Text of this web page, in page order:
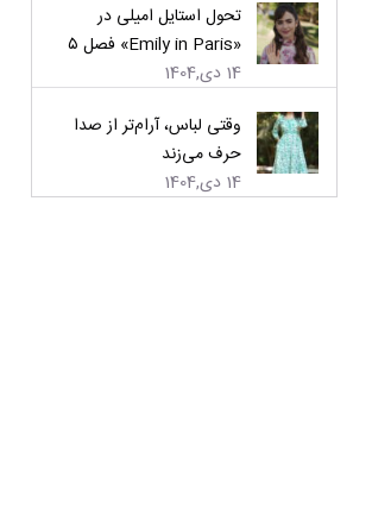
تحول استایل امیلی در
«Emily in Paris» فصل ۵
14 دی,1404
وقتی لباس، آرام‌تر از صدا
حرف می‌زند
14 دی,1404